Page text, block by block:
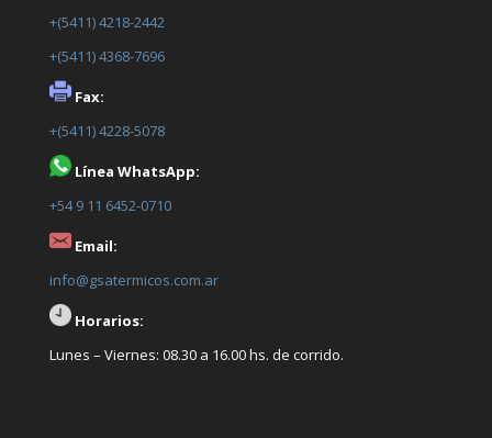
+(5411) 4218-2442
+(5411) 4368-7696
Fax:
+(5411) 4228-5078
Línea WhatsApp:
+54 9 11 6452-0710
Email:
info@gsatermicos.com.ar
Horarios:
Lunes – Viernes: 08.30 a 16.00 hs. de corrido.